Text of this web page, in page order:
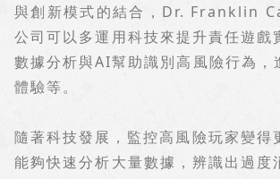
與創新模式的結合， Dr. Franklin
公司可以多運用科技來提升責任遊戲
數據分析與AI幫助識別高風險行為，
體驗等。
隨著科技發展，監控高風險玩家變得
能夠快速分析大量數據，辨識出過度